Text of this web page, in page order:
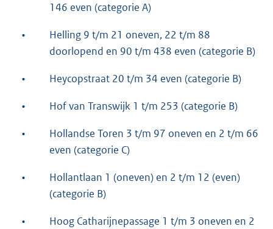
146 even (categorie A)
•
Helling 9 t/m 21 oneven, 22 t/m 88
doorlopend en 90 t/m 438 even (categorie B)
• Heycopstraat 20 t/m 34 even (categorie B)
• Hof van Transwijk 1 t/m 253 (categorie B)
•
Hollandse Toren 3 t/m 97 oneven en 2 t/m 66
even (categorie C)
•
Hollantlaan 1 (oneven) en 2 t/m 12 (even)
(categorie B)
•
Hoog Catharijnepassage 1 t/m 3 oneven en 2